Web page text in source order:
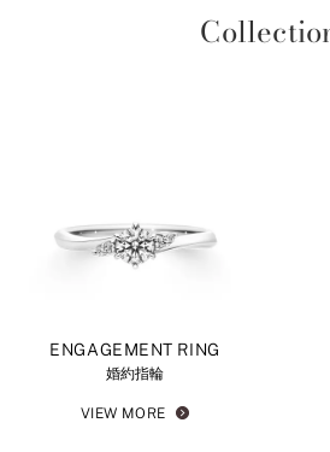
ENGAGEMENT RING
婚約指輪
VIEW MORE